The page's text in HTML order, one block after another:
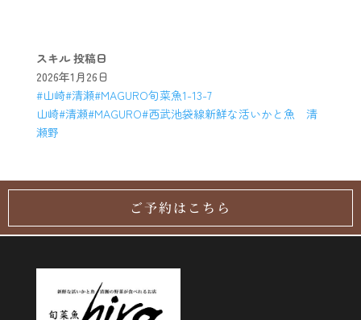
スキル 投稿日
2026年1月26日
#山崎#清瀬#MAGURO旬菜魚1-13-7
山崎#清瀬#MAGURO#西武池袋線新鮮な活いかと魚 清
瀬野
ご予約はこちら